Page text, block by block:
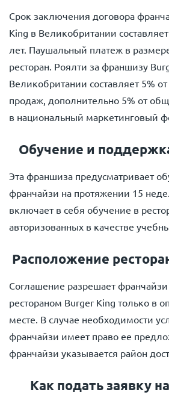
Срок заключения договора
King в Великобритании
лет. Паушальный платеж в
ресторан. Роялти за франшизу
Великобритании составляет 5%
продаж, дополнительно 5% от
в национальный маркетинговый
Обучение и
Эта франшиза предусматривает
франчайзи на протяжении 15
включает в себя обучение в
авторизованных в качестве
Расположение
Соглашение разрешает франчайзи
рестораном Burger King только в
месте. В случае необходимости
франчайзи имеет право ее
франчайзи указывается район
Как подать заявку